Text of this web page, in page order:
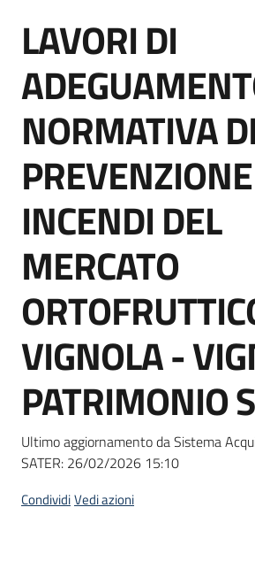
e
strumenti
acquisto
Supporto
Piattaforme
telematiche
English
site
su
Salta al contenuto
LAVORI DI
NORMATIVA
PREVENZIONE
INCENDI DEL
MERCATO
VIGNOLA -
PATRIMONIO
Ultimo aggiornamento da Sistema
SATER: 26/02/2026 15:10
CondividiVedi azioni